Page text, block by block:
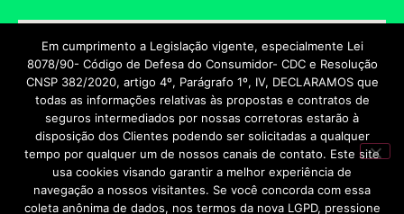
Em cumprimento a Legislação vigente, especialmente Lei
8078/90- Código de Defesa do Consumidor- CDC e Resolução
CNSP 382/2020, artigo 4º, Parágrafo 1º, IV, DECLARAMOS que
todas as informações relativas às propostas e contratos de
seguros intermediados por nossas corretoras estarão à
disposição dos Clientes podendo ser solicitadas a qualquer
tempo por qualquer um de nossos canais de contato. Este site
usa cookies visando garantir a melhor experiência de
navegação a nossos visitantes. Se você concorda com essa
coleta anônima de dados, nos termos da nova LGPD, pressione